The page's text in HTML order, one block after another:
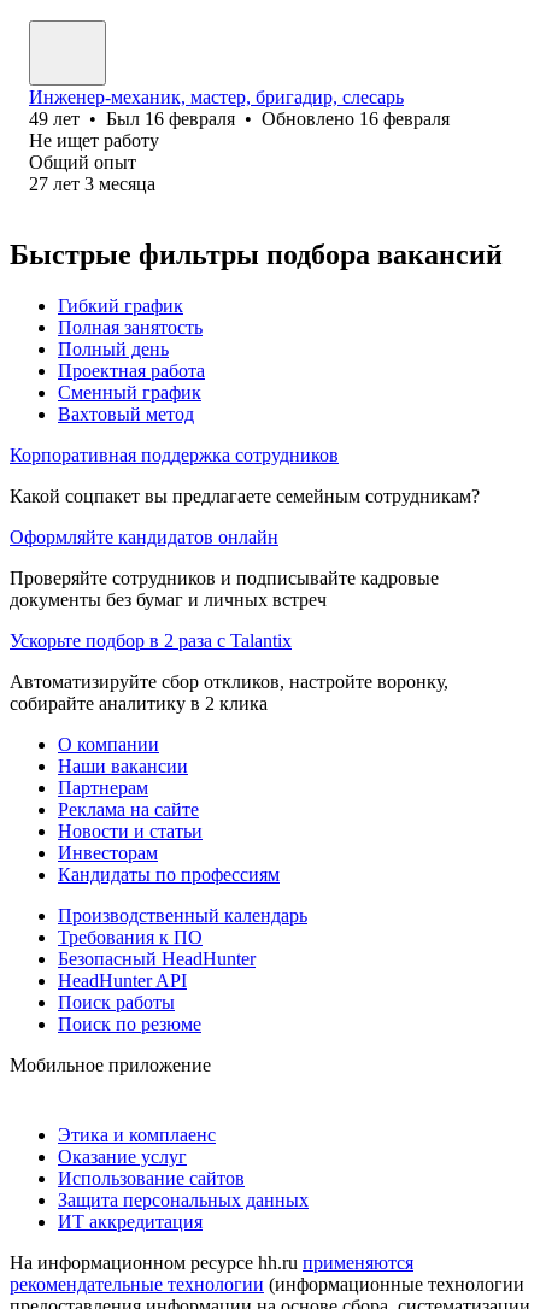
Инженер-механик, мастер, бригадир, слесарь
49 лет • Был 16 февраля • Обновлено 16 февраля
Не ищет работу
Общий опыт
27 лет 3 месяца
Быстрые фильтры подбора вакансий
Гибкий график
Полная занятость
Полный день
Проектная работа
Сменный график
Вахтовый метод
Корпоративная поддержка сотрудников
Какой соцпакет вы предлагаете семейным сотрудникам?
Оформляйте кандидатов онлайн
Проверяйте сотрудников и подписывайте кадровые
документы без бумаг и личных встреч
Ускорьте подбор в 2 раза с Talantix
Автоматизируйте сбор откликов, настройте воронку,
собирайте аналитику в 2 клика
О компании
Наши вакансии
Партнерам
Реклама на сайте
Новости и статьи
Инвесторам
Кандидаты по профессиям
Производственный календарь
Требования к ПО
Безопасный HeadHunter
HeadHunter API
Поиск работы
Поиск по резюме
Мобильное приложение
Этика и комплаенс
Оказание услуг
Использование сайтов
Защита персональных данных
ИТ аккредитация
На информационном ресурсе hh.ru применяются
рекомендательные технологии (информационные технологии